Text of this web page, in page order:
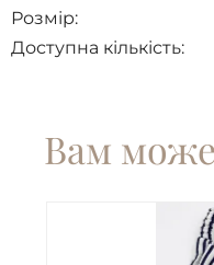
Розмір:
Доступна кількість:
Вам